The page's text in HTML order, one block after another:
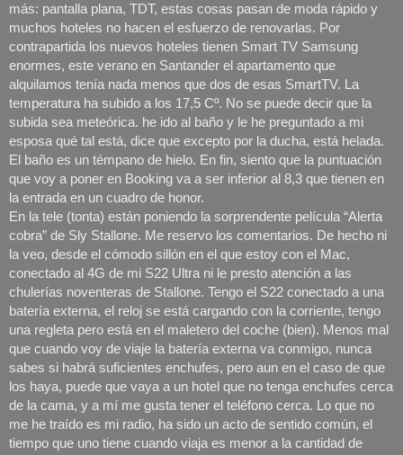
más: pantalla plana, TDT, estas cosas pasan de moda rápido y
muchos hoteles no hacen el esfuerzo de renovarlas. Por
contrapartida los nuevos hoteles tienen Smart TV Samsung
enormes, este verano en Santander el apartamento que
alquilamos tenía nada menos que dos de esas SmartTV. La
temperatura ha subido a los 17,5 Cº. No se puede decir que la
subida sea meteórica. he ido al baño y le he preguntado a mi
esposa qué tal está, dice que excepto por la ducha, está helada.
El baño es un témpano de hielo. En fin, siento que la puntuación
que voy a poner en Booking va a ser inferior al 8,3 que tienen en
la entrada en un cuadro de honor.
En la tele (tonta) están poniendo la sorprendente película “Alerta
cobra” de Sly Stallone. Me reservo los comentarios. De hecho ni
la veo, desde el cómodo sillón en el que estoy con el Mac,
conectado al 4G de mi S22 Ultra ni le presto atención a las
chulerías noventeras de Stallone. Tengo el S22 conectado a una
batería externa, el reloj se está cargando con la corriente, tengo
una regleta pero está en el maletero del coche (bien). Menos mal
que cuando voy de viaje la batería externa va conmigo, nunca
sabes si habrá suficientes enchufes, pero aun en el caso de que
los haya, puede que vaya a un hotel que no tenga enchufes cerca
de la cama, y a mí me gusta tener el teléfono cerca. Lo que no
me he traído es mi radio, ha sido un acto de sentido común, el
tiempo que uno tiene cuando viaja es menor a la cantidad de